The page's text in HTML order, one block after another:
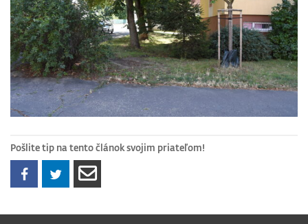
Pošlite tip na tento článok svojim priateľom!